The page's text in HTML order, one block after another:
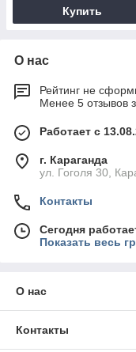
Купить
О нас
Рейтинг не
Менее 5 отзывов
Работает с
г. Караганда
ул. Гоголя 30,
Контакты
Сегодня
Показать весь
О нас
Контакты